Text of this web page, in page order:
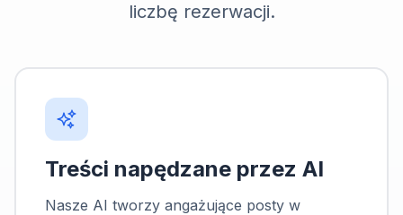
liczbę rezerwacji.
Treści napędzane przez AI
Nasze AI tworzy angażujące posty w